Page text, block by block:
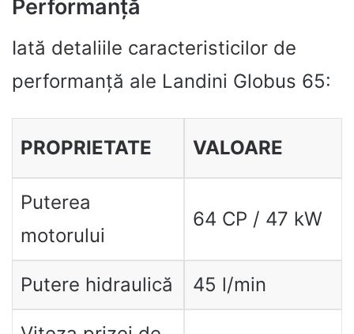
Performanță
Iată detaliile caracteristicilor de
performanță ale Landini Globus 65:
PROPRIETATE VALOARE
Puterea
motorului
64 CP / 47 kW
Putere hidraulică 45 l/min